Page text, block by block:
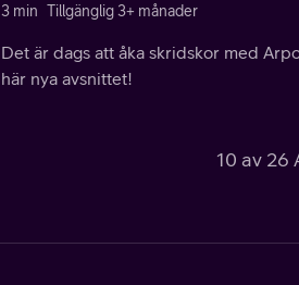
3 min Tillgänglig 3+ månader
Det är dags att åka skridskor med
här nya avsnittet!
10 av 26